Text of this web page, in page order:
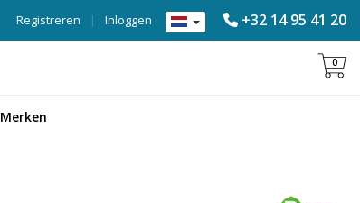
+32 14 95 41 20
Inloggen
|
Registreren
0
Merken